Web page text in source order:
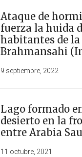
Ataque de
fuerza la huida
habitantes de la
Brahmansahi
9 septiembre, 2022
Lago formado
desierto en la
entre Arabia
11 octubre, 2021